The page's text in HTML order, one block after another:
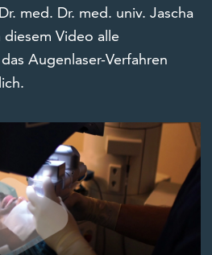
med. Dr. med. univ. Jascha
Video alle
Augenlaser-Verfahren